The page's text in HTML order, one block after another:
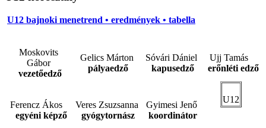
U12 bajnoki menetrend • eredmények • tabella
Moskovits
Gábor
vezetőedző
Gelics Márton
pályaedző
Sóvári Dániel
kapusedző
Ujj Tamás
erőnléti edző
Ferencz Ákos
egyéni képző
Veres Zsuzsanna
gyógytornász
Gyimesi Jenő
koordinátor
U12